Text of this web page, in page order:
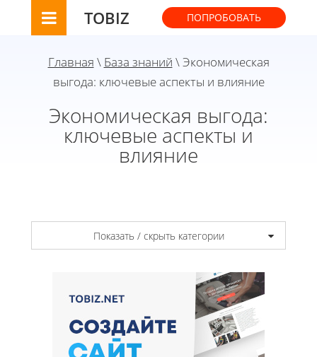
TOBIZ ПОПРОБОВАТЬ
Главная \ База знаний \ Экономическая
выгода: ключевые аспекты и влияние
Экономическая выгода:
ключевые аспекты и
влияние
Показать / скрыть категории